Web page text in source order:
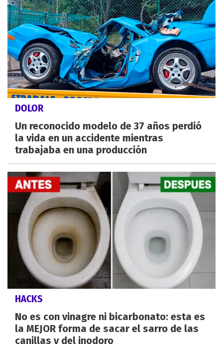
DOLOR
Un reconocido modelo de 37 años perdió
la vida en un accidente mientras
trabajaba en una producción
HACKS
No es con vinagre ni bicarbonato: esta es
la MEJOR forma de sacar el sarro de las
canillas y del inodoro